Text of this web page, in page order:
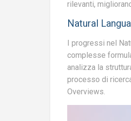
rilevanti,
Natural
I progressi nel
complesse
analizza la
processo di
Overviews.